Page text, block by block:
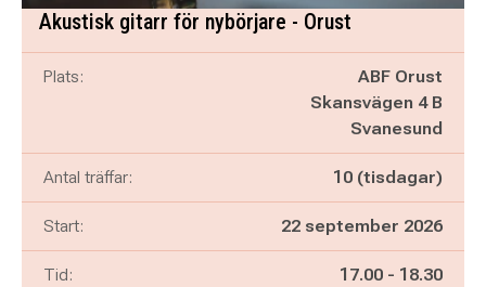
Akustisk gitarr för nybörjare - Orust
Plats:
ABF Orust
Skansvägen 4 B
Svanesund
Antal träffar: 10 (tisdagar)
Start: 22 september 2026
Tid: Pågår mellan
17.00 - och
18.30